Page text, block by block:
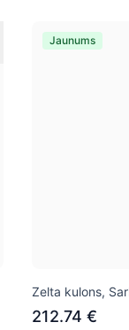
Jaunums
Zelta kulons,
212.74 €